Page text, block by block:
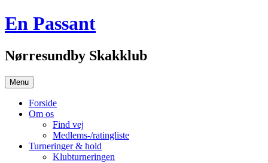
Hop
til
En Passant
Nørresundby Skakklub
Menu
Forside
Om os
Find vej
Medlems-/ratingliste
Turneringer & hold
Klubturneringen